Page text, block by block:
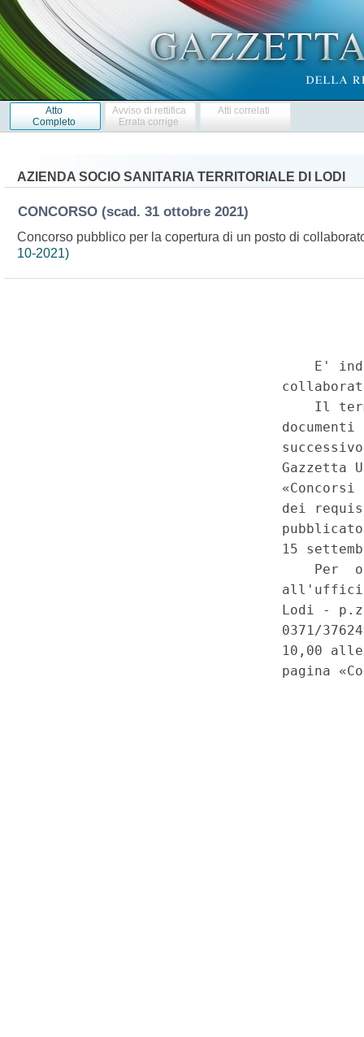
Atto
Completo
Avviso di rettifica
Errata corrige
Atti correlati
AZIENDA SOCIO SANITARIA TERRITORIALE DI LODI
CONCORSO (scad. 31 ottobre 2021)
Concorso pubblico per la copertura di un posto di
10-2021)